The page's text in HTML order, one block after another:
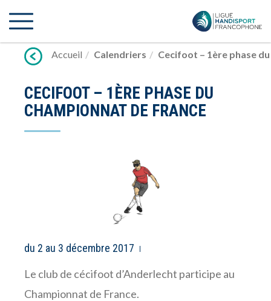
vers
Accueil
Calendriers Cecifoot – 1ère phase
CECIFOOT – 1ÈRE PHASE DU
CHAMPIONNAT DE FRANCE
du 2 au 3 décembre 2017
Le club de cécifoot d’Anderlecht participe au
Championnat de France.